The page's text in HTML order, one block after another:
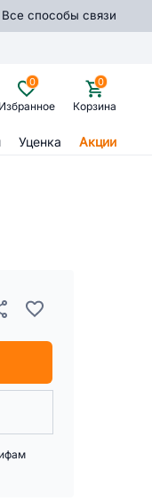
Все способы связи
Избранное
0
Корзина
0
Уценка Акции